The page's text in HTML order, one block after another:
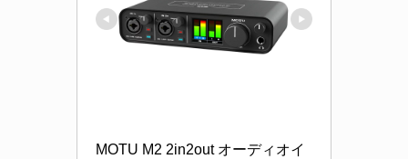
MOTU M2 2in2out オーディオイ